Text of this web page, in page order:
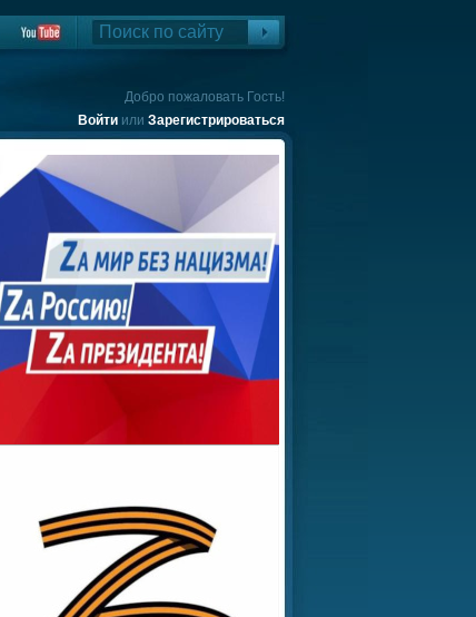
Добро пожаловать Гость!
Войти или Зарегистрироваться